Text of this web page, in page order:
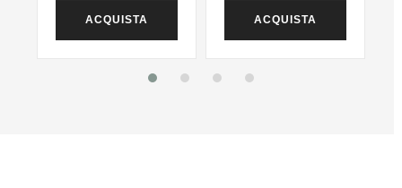
ACQUISTA ACQUISTA